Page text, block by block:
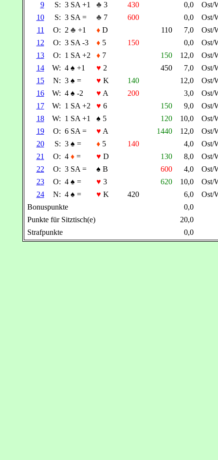
9
S: 3 SA +1 ♣ 3 430 0,0
Ost/
10
S: 3 SA = ♣ 7 600 0,0
Ost/
11
O: 2 ♣ +1 ♦D 110 7,0
Ost/
12
O: 3 SA -3 ♦5 150 0,0
Ost/
13
O: 1 SA +2 ♦7 150 12,0
Ost/
14
W: 4 ♠ +1 ♥ 2 450 7,0
Ost/
15
N: 3 ♠ = ♥ K 140 12,0
Ost/
16
W: 4 ♠ -2 ♥ A 200 3,0
Ost/
17
W: 1 SA +2 ♥ 6 150 9,0
Ost/
18
W: 1 SA +1 ♠ 5 120 10,0
Ost/
19
O: 6 SA = ♥ A 1440 12,0
Ost/
20
S: 3 ♠ = ♦5 140 4,0
Ost/
21
O: 4 ♦= ♥ D 130 8,0
Ost/
22
O: 3 SA = ♠ B 600 4,0
Ost/
23
O: 4 ♠ = ♥ 3 620 10,0
Ost/
24
N: 4 ♠ = ♥ K 420 6,0
Ost/
Bonuspunkte
0,0
Punkte für Sitztisch(e)
20,0
Strafpunkte
0,0